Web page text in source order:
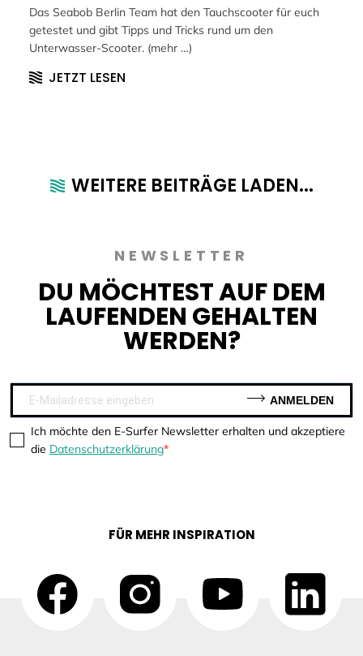
Das Seabob Berlin Team hat den Tauchscooter für euch
getestet und gibt Tipps und Tricks rund um den
Unterwasser-Scooter. (mehr …)
JETZT LESEN
WEITERE BEITRÄGE LADEN...
NEWSLETTER
DU MÖCHTEST AUF DEM
LAUFENDEN GEHALTEN
WERDEN?
Ich möchte den E-Surfer Newsletter erhalten und akzeptiere
die Datenschutzerklärung
ANMELDEN
FÜR MEHR INSPIRATION